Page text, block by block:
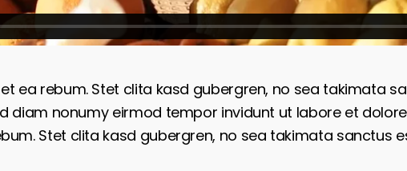
ea rebum. Stet clita kasd gubergren, no sea takimata
diam nonumy eirmod tempor invidunt ut labore et
Stet clita kasd gubergren, no sea takimata sanctus